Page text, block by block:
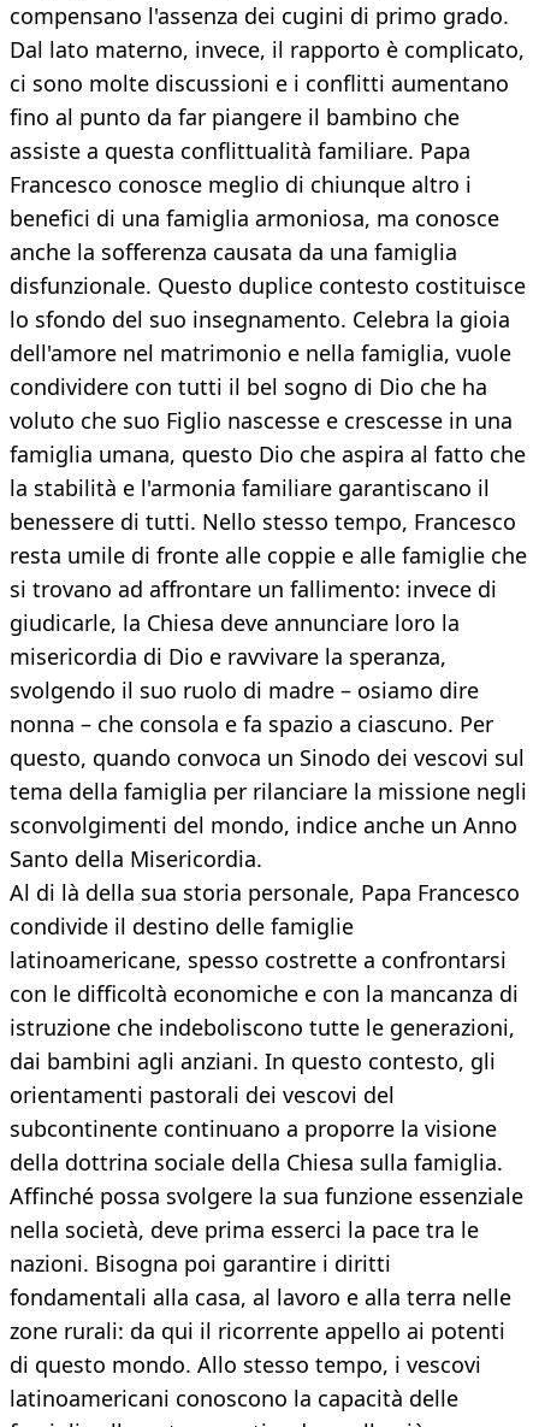
compensano l'assenza dei cugini di primo grado.
Dal lato materno, invece, il rapporto è complicato,
ci sono molte discussioni e i conflitti aumentano
fino al punto da far piangere il bambino che
assiste a questa conflittualità familiare. Papa
Francesco conosce meglio di chiunque altro i
benefici di una famiglia armoniosa, ma conosce
anche la sofferenza causata da una famiglia
disfunzionale. Questo duplice contesto costituisce
lo sfondo del suo insegnamento. Celebra la gioia
dell'amore nel matrimonio e nella famiglia, vuole
condividere con tutti il ​​bel sogno di Dio che ha
voluto che suo Figlio nascesse e crescesse in una
famiglia umana, questo Dio che aspira al fatto che
la stabilità e l'armonia familiare garantiscano il
benessere di tutti. Nello stesso tempo, Francesco
resta umile di fronte alle coppie e alle famiglie che
si trovano ad affrontare un fallimento: invece di
giudicarle, la Chiesa deve annunciare loro la
misericordia di Dio e ravvivare la speranza,
svolgendo il suo ruolo di madre – osiamo dire
nonna – che consola e fa spazio a ciascuno. Per
questo, quando convoca un Sinodo dei vescovi sul
tema della famiglia per rilanciare la missione negli
sconvolgimenti del mondo, indice anche un Anno
Santo della Misericordia.
Al di là della sua storia personale, Papa Francesco
condivide il destino delle famiglie
latinoamericane, spesso costrette a confrontarsi
con le difficoltà economiche e con la mancanza di
istruzione che indeboliscono tutte le generazioni,
dai bambini agli anziani. In questo contesto, gli
orientamenti pastorali dei vescovi del
subcontinente continuano a proporre la visione
della dottrina sociale della Chiesa sulla famiglia.
Affinché possa svolgere la sua funzione essenziale
nella società, deve prima esserci la pace tra le
nazioni. Bisogna poi garantire i diritti
fondamentali alla casa, al lavoro e alla terra nelle
zone rurali: da qui il ricorrente appello ai potenti
di questo mondo. Allo stesso tempo, i vescovi
latinoamericani conoscono la capacità delle